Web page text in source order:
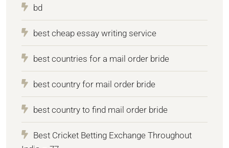
bd
best cheap essay writing service
best countries for a mail order bride
best country for mail order bride
best country to find mail order bride
Best Cricket Betting Exchange Throughout